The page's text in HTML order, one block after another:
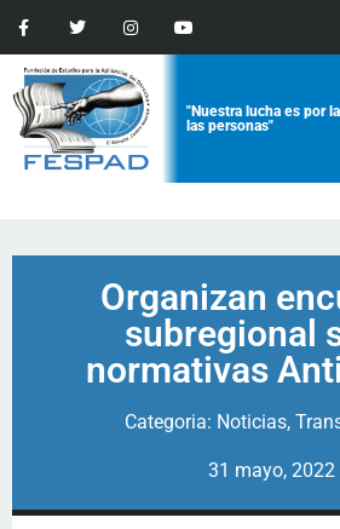
"Nuestra lucha es por
las personas"
Organizan
subregional
normativas Anti
Categoria: Noticias,
31 mayo, 2022